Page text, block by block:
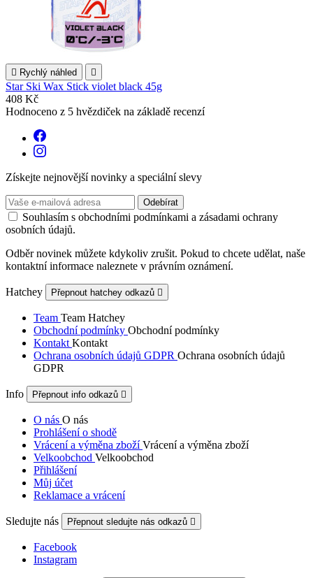
 Rychlý náhled 
Star Ski Wax Stick violet black 45g
408 Kč
Hodnoceno z 5 hvězdiček na základě recenzí
Získejte nejnovější novinky a speciální slevy
Souhlasím s obchodními podmínkami a zásadami ochrany
osobních údajů.
Odběr novinek můžete kdykoliv zrušit. Pokud to chcete udělat, naše
kontaktní informace naleznete v právním oznámení.
Hatchey Přepnout hatchey odkazů 
Team Team Hatchey
Obchodní podmínky Obchodní podmínky
Kontakt Kontakt
Ochrana osobních údajů GDPR Ochrana osobních údajů
GDPR
Info Přepnout info odkazů 
O nás O nás
Prohlášení o shodě
Vrácení a výměna zbožíVrácení a výměna zboží
Velkoobchod Velkoobchod
Přihlášení
Můj účet
Reklamace a vrácení
Sledujte nás Přepnout sledujte nás odkazů 
Facebook
Instagram